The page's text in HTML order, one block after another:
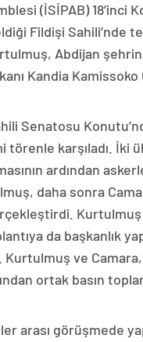
(İSİPAB) 18’inci
Fildişi Sahili’nde
Abdijan
Kandia
Senatosu
törenle karşıladı. İki
ardından
daha sonra
Kurtulmuş
da başkanlık
Kurtulmuş ve Camara,
ortak basın
arası görüşmede